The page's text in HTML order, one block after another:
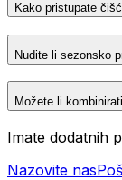
Kako pristupate
Nudite li sezonsko
Možete li
Imate dodatnih
Nazovite nas